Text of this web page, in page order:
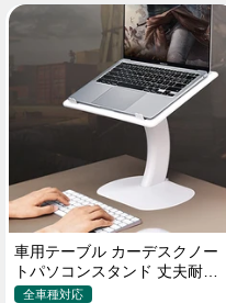
車用テーブル カーデスクノー
トパソコンスタンド 丈夫耐用
調整可能 車内車外 多機能用
全車種対応